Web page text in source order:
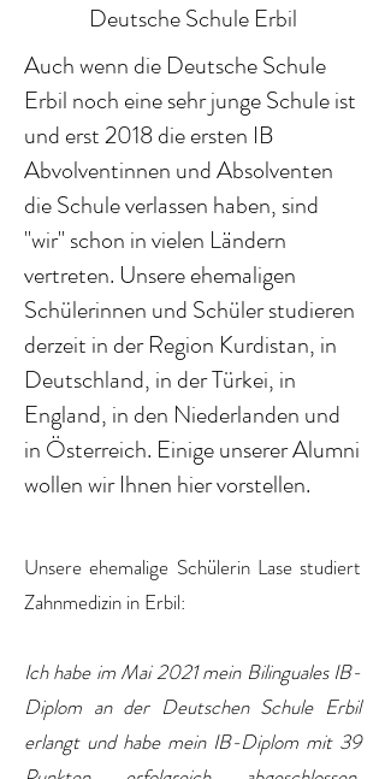
Deutsche Schule Erbil
Auch wenn die Deutsche Schule
Erbil noch eine sehr junge Schule ist
und erst 2018 die ersten IB
Abvolventinnen und Absolventen
die Schule verlassen haben, sind
"wir" schon in vielen Ländern
vertreten. Unsere ehemaligen
Schülerinnen und Schüler studieren
derzeit in der Region Kurdistan, in
Deutschland, in der Türkei, in
England, in den Niederlanden und
in Österreich. Einige unserer Alumni
wollen wir Ihnen hier vorstellen.
Unsere ehemalige Schülerin Lase studiert
Zahnmedizin in Erbil:
Ich habe im Mai 2021 mein Bilinguales IB-
Diplom an der Deutschen Schule Erbil
erlangt und habe mein IB-Diplom mit 39